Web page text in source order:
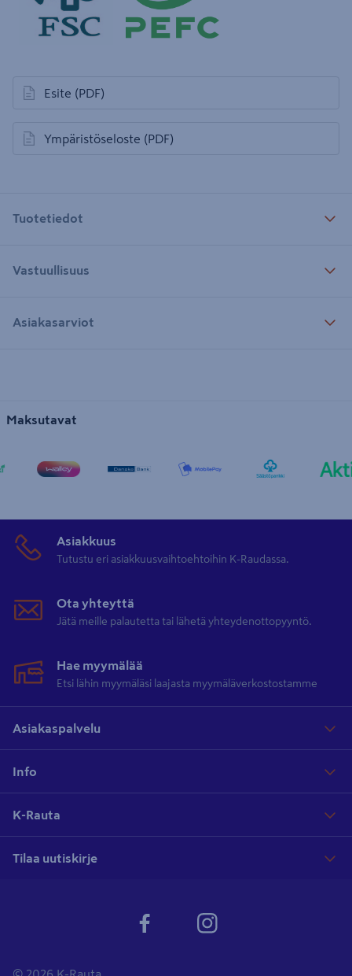
Esite (PDF)
avautuu uuteen välilehteen
Ympäristöseloste (PDF)
avautuu uuteen välilehteen
Tuotetiedot
Vastuullisuus
Asiakasarviot
Maksutavat
Asiakkuus
Tutustu eri asiakkuusvaihtoehtoihin K-Raudassa.
Ota yhteyttä
Jätä meille palautetta tai lähetä yhteydenottopyyntö.
Hae myymälää
Etsi lähin myymäläsi laajasta myymäläverkostostamme
Asiakaspalvelu
Info
K-Rauta
Tilaa uutiskirje